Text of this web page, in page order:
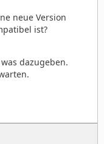
neue Version
ist?
dazugeben.